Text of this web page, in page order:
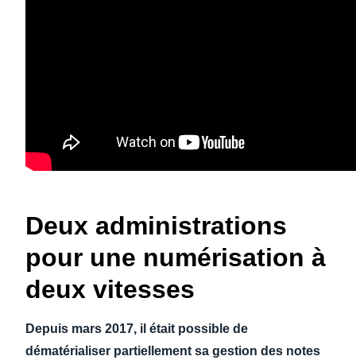
Deux administrations
pour une numérisation à
deux vitesses
Depuis mars 2017, il était possible de
dématérialiser partiellement sa gestion des notes